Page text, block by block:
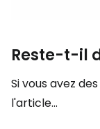
Reste-t-il
Si vous avez
l'article...